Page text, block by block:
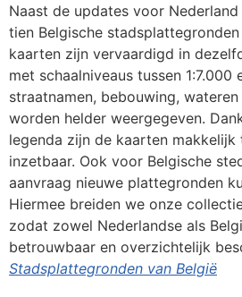
Naast de updates voor
tien Belgische
kaarten zijn vervaardigd in
met schaalniveaus tussen 1:7.000
straatnamen, bebouwing,
worden helder weergegeven.
legenda zijn de kaarten
inzetbaar. Ook voor Belgische
aanvraag nieuwe plattegronden
Hiermee breiden we onze
zodat zowel Nederlandse als
betrouwbaar en overzichtelijk
Stadsplattegronden van België